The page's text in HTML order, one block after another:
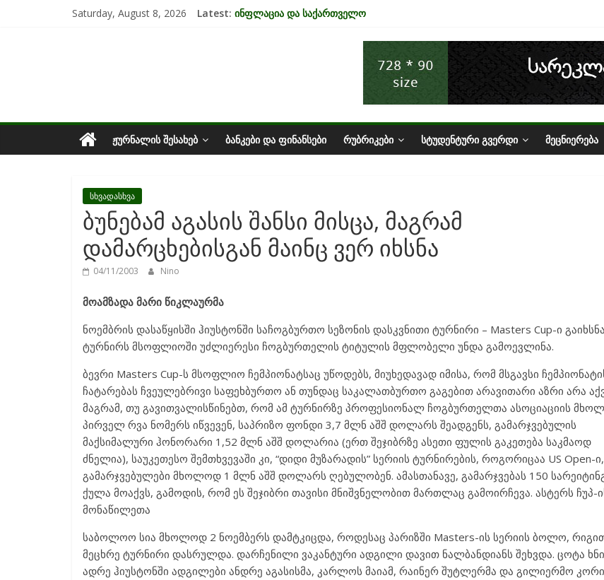
Saturday, August 8, 2026 Latest: ინფლაცია და საქართველო
მიგრაციისა და ეკონომიკის ურთიერთკავშირი
EU-ის კანდიდატის სტატუსის ეკონომიკური სარგებელი
უძრავი ქონების ბაზარი საქართველოში
ᲟᲣᲠᲜᲐᲚᲘᲡ ᲨᲔᲡᲐᲮᲔᲑ ᲑᲐᲜᲙᲔᲑᲘ ᲓᲐ ᲤᲘᲜᲐᲜᲡᲔᲑᲘ ᲠᲣᲑᲠᲘᲙᲔᲑᲘ ᲡᲢᲣᲓᲔᲜᲢᲣᲠᲘ ᲒᲕᲔᲠᲓᲘ ᲛᲔᲪᲜᲘᲔᲠᲔᲑᲐ
სხვადასხვა
ბუნებამ აგასის შანსი მისცა, მაგრამ
დამარცხებისგან მაინც ვერ იხსნა
04/11/2003 Nino
მოამზადა მარი წიკლაურმა
ნოემბრის დასაწყისში ჰიუსტონში საჩოგბურთო სეზონის დასკვნითი ტურნირი – Masters Cup-ი
ტურნირს მსოფლიოში უძლიერესი ჩოგბურთელის ტიტულის მფლობელი უნდა გამოევლინა.
ბევრი Masters Cup-ს მსოფლიო ჩემპიონატსაც უწოდებს, მიუხედავად იმისა, რომ მსგავსი
ჩატარებას ჩვეულებრივი საფეხბურთო ან თუნდაც საკალათბურთო გაგებით არავითარი აზრი არა
მაგრამ, თუ გავითვალისწინებთ, რომ ამ ტურნირზე პროფესიონალ ჩოგბურთელთა ასოციაციის
პირველ რვა ნომერს იწვევენ, საპრიზო ფონდი 3,7 მლნ აშშ დოლარს შეადგენს, გამარჯვებულის
მაქსიმალური ჰონორარი 1,52 მლნ აშშ დოლარია (ერთ შეჯიბრზე ასეთი ფულის გაკეთება საკმაოდ
ძნელია), საუკეთესო შემთხვევაში კი, “დიდი მუზარადის” სერიის ტურნირების, როგორიცაა US Open-ი,
გამარჯვებულები მხოლოდ 1 მლნ აშშ დოლარს ღებულობენ. ამასთანავე, გამარჯვებას 150
ქულა მოაქვს, გამოდის, რომ ეს შეჯიბრი თავისი მნიშვნელობით მართლაც გამოირჩევა. ასტერს ჩუპ-
მონაწილეთა
საბოლოო სია მხოლოდ 2 ნოემბერს დამტკიცდა, როდესაც პარიზში Masters-ის სერიის ბოლო,
მეცხრე ტურნირი დასრულდა. დარჩენილი ვაკანტური ადგილი დავით ნალბანდიანს შეხვდა. ცოტა
ადრე ჰიუსტონში ადგილები ანდრე აგასისმა, კარლოს მაიამ, რაინერ შუტლერმა და გილიერმო